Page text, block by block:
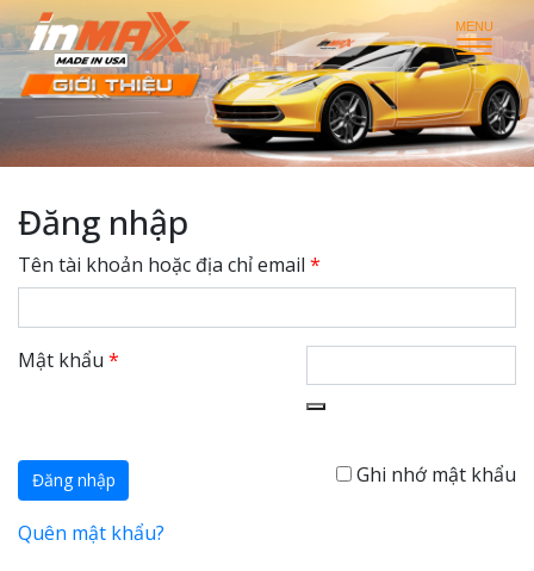
Đăng nhập
Tên tài khoản hoặc địa chỉ email *
Mật khẩu *
Đăng nhập Ghi nhớ mật khẩu
Quên mật khẩu?